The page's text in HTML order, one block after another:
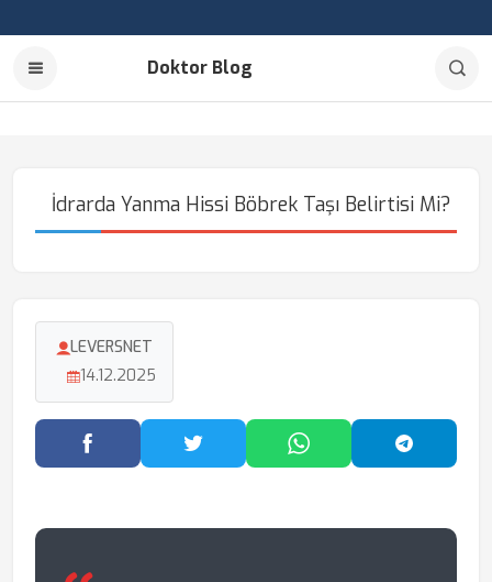
Doktor Blog
İdrarda Yanma Hissi Böbrek Taşı Belirtisi Mi?
LEVERSNET
14.12.2025
Facebook'ta PaylaşTwitter'da PaylaşWhatsApp'ta Paylaş